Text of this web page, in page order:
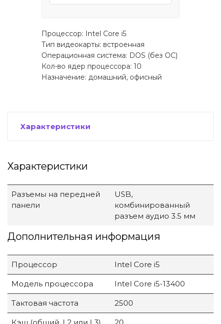
Процессор: Intel Core i5
Тип видеокарты: встроенная
Операционная система: DOS (без ОС)
Кол-во ядер процессора: 10
Назначение: домашний, офисный
Характеристики
Характеристики
Разъемы на передней
панели
USB,
комбинированный
разъем аудио 3.5 мм
Дополнительная информация
Процессор Intel Core i5
Модель процессора Intel Core i5-13400
Тактовая частота 2500